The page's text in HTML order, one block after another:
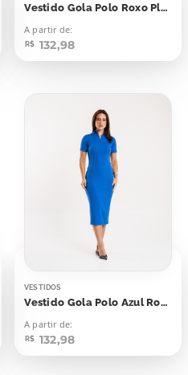
Vestido Gola Polo Roxo Plasma
A partir de:
R$ 132,98
VESTIDOS
Vestido Gola Polo Azul Royal
A partir de:
R$ 132,98